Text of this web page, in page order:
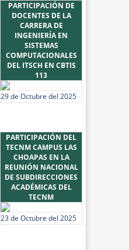
PARTICIPACIÓN DE
DOCENTES DE LA
CARRERA DE
INGENIERÍA EN
SISTEMAS
COMPUTACIONALES
DEL ITSCH EN CBTIS
113
29 de Octubre del 2025
PARTICIPACIÓN DEL
TECNM CAMPUS LAS
CHOAPAS EN LA
REUNIÓN NACIONAL
DE SUBDIRECCIONES
ACADÉMICAS DEL
TECNM
23 de Octubre del 2025